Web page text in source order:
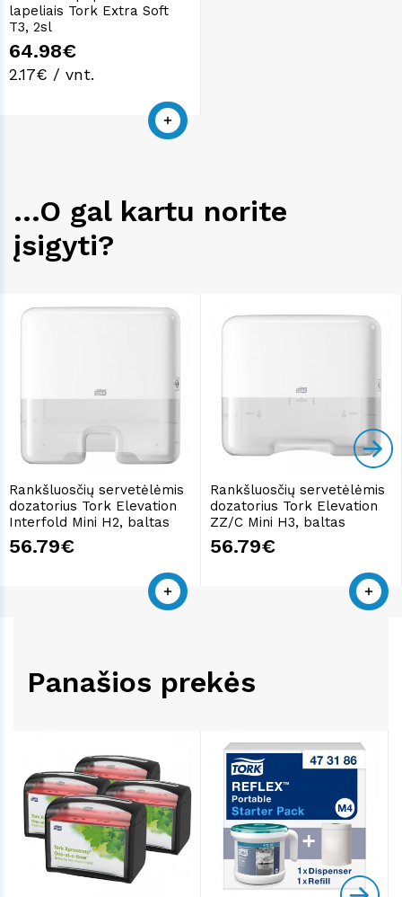
lapeliais Tork Extra Soft
T3, 2sl
64.98€
2.17€ / vnt.
...O gal kartu norite
įsigyti?
Rankšluosčių servetėlėmis
dozatorius Tork Elevation
Interfold Mini H2, baltas
56.79€
Rankšluosčių servetėlėmis
dozatorius Tork Elevation
ZZ/C Mini H3, baltas
56.79€
Panašios prekės